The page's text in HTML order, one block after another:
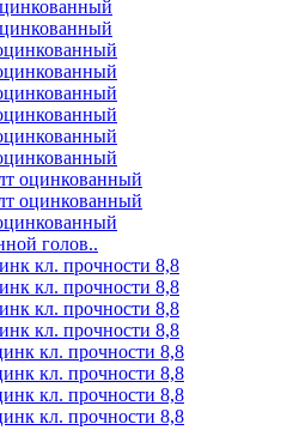
оцинкованный
оцинкованный
голов..
кл. прочности 8,8
кл. прочности 8,8
кл. прочности 8,8
кл. прочности 8,8
кл. прочности 8,8
кл. прочности 8,8
кл. прочности 8,8
кл. прочности 8,8